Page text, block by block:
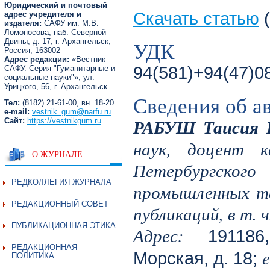
Юридический и почтовый
адрес учредителя и
издателя: САФУ им. М.В.
Ломоносова, наб. Северной
Двины, д. 17, г. Архангельск,
Россия, 163002
Адрес редакции: «Вестник
САФУ. Серия "Гуманитарные и
социальные науки"», ул.
Урицкого, 56, г. Архангельск
Тел: (8182) 21-61-00, вн. 18-20
e-mail: vestnik_gum@narfu.ru
Сайт: https://vestnikgum.ru
О ЖУРНАЛЕ
РЕДКОЛЛЕГИЯ ЖУРНАЛА
РЕДАКЦИОННЫЙ СОВЕТ
ПУБЛИКАЦИОННАЯ ЭТИКА
РЕДАКЦИОННАЯ
ПОЛИТИКА
Скачать статью
УДК
Сведения об
РАБУШ Таисия
наук, доцент
промышленных
публикаций, в т.
Адрес:
Морская, д. 18;